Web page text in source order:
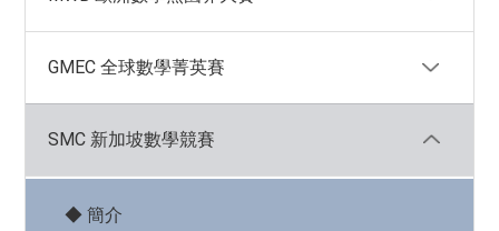
◆ 簡介
◆ 相關資訊
◆ 參考樣題
GMEC 全球數學菁英賽
◆ 簡介
◆ 相關資訊
SMC 新加坡數學競賽
◆ 簡介